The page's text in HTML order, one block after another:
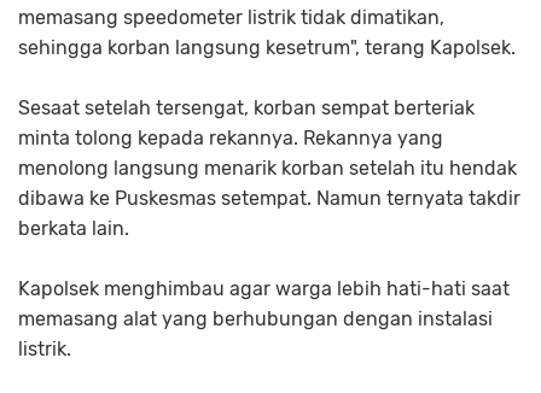
memasang speedometer listrik tidak dimatikan,
sehingga korban langsung kesetrum", terang Kapolsek.
Sesaat setelah tersengat, korban sempat berteriak
minta tolong kepada rekannya. Rekannya yang
menolong langsung menarik korban setelah itu hendak
dibawa ke Puskesmas setempat. Namun ternyata takdir
berkata lain.
Kapolsek menghimbau agar warga lebih hati-hati saat
memasang alat yang berhubungan dengan instalasi
listrik.